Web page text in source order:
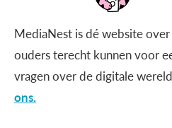
MediaNest is dé website
ouders terecht kunnen voor
vragen over de digitale
ons.